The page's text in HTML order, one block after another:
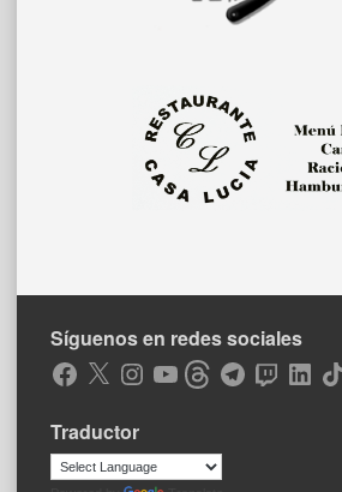
Síguenos en redes sociales
Facebook
X Instagram
YouTubeThreadsTelegramTwitchLinkedIn
Traductor